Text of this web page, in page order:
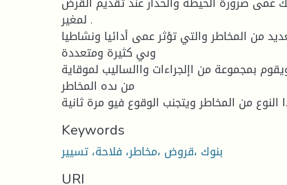
لمغير .
من المخاطر والتي تؤثر عمى أدائيا ونشاطيا
وىي كثيرة ومتعددة
بمجموعة من اإلجراءات واالساليب لموقاية
من ىده المخاطر
Keywords
بنوك ،قروض ،مخاطر، فلاحة، تسيير
URI